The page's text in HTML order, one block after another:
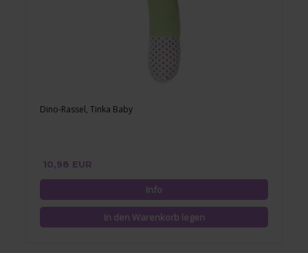
Dino-Rassel, Tinka Baby
10,98 EUR